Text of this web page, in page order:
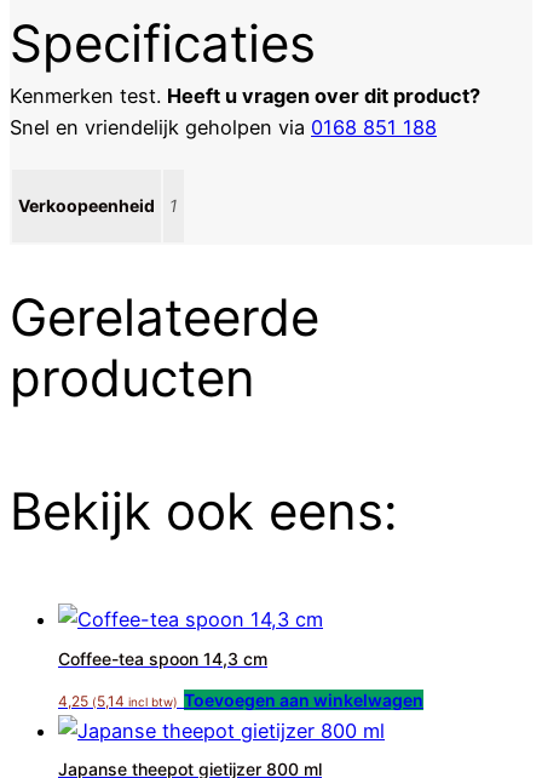
Specificaties
Kenmerken test. Heeft u vragen over dit product?
Snel en vriendelijk geholpen via 0168 851 188
Verkoopeenheid 1
Gerelateerde
producten
Bekijk ook eens:
Coffee-tea spoon 14,3 cm
4,25 (5,14 incl btw) Toevoegen aan winkelwagen
Japanse theepot gietijzer 800 ml